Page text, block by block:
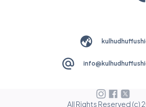
All Rights Reserved (c)